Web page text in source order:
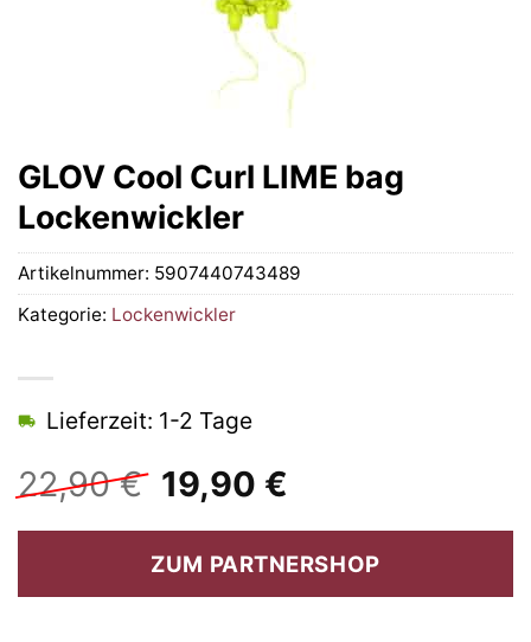
GLOV Cool Curl LIME bag
Lockenwickler
22,90€ Ursprünglicher
Preis
war:
22,90 €
19,90 €
ist:
19,90 €.
Lieferzeit: 1-2 Tage
ZUM PARTNERSHOP
Artikelnummer: 5907440743489
Kategorie: Lockenwickler